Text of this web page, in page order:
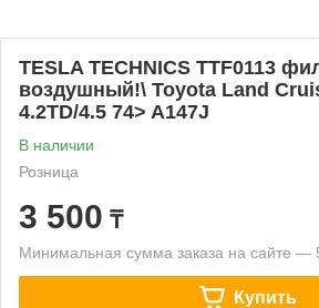
TESLA TECHNICS TTF0113
воздушный!\ Toyota Land
4.2TD/4.5 74> A147J
В наличии
Розница
3 500 ₸
Минимальная сумма заказа на сайте —
Купить